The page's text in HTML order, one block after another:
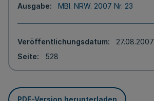
Ausgabe
MBl. NRW. 2007 Nr. 23
Veröffentlichungsdatum
27.08.2007
Seite
528
PDF-Version herunterladen